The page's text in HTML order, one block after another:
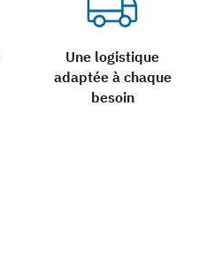
Une logistique
adaptée à chaque
besoin